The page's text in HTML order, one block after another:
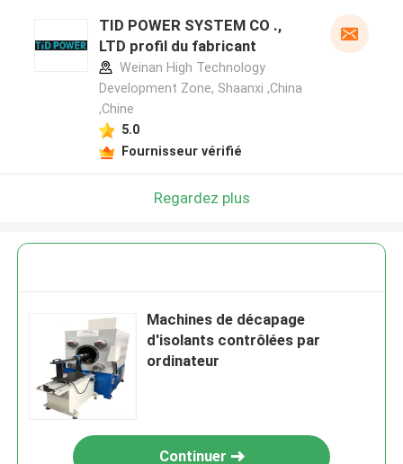
TID POWER SYSTEM CO .,
LTD profil du fabricant
Weinan High Technology
Development Zone, Shaanxi ,China
,Chine
5.0
Fournisseur vérifié
Regardez plus
Machines de décapage
d'isolants contrôlées par
ordinateur
Continuer